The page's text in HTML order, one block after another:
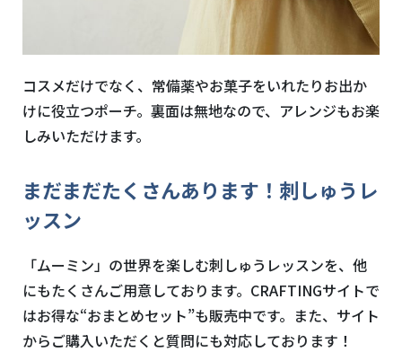
コスメだけでなく、常備薬やお菓子をいれたりお出か
けに役立つポーチ。裏面は無地なので、アレンジもお楽
しみいただけます。
まだまだたくさんあります！刺しゅうレ
ッスン
「ムーミン」の世界を楽しむ刺しゅうレッスンを、他
にもたくさんご用意しております。 CRAFTINGサイトで
はお得な“おまとめセット”も販売中です。また、サイト
からご購入いただくと質問にも対応しております！